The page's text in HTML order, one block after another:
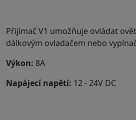
Přijímač V1 umožňuje ovládat
dálkovým ovladačem nebo
Výkon: 8A
Napájecí napětí: 12 -24V DC